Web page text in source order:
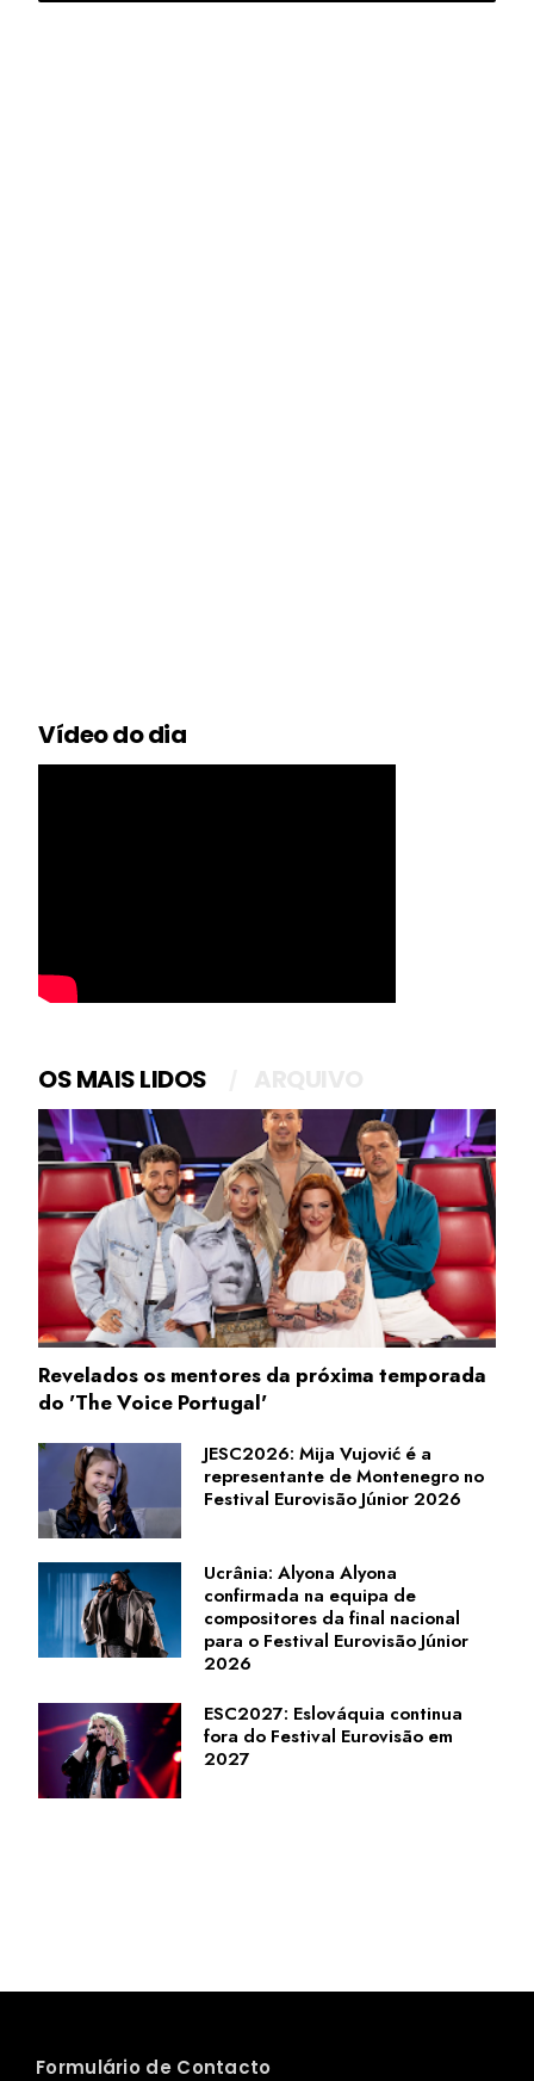
Vídeo do dia
OS MAIS LIDOS
Revelados os mentores da próxima temporada
do 'The Voice Portugal'
JESC2026: Mija Vujović é a
representante de Montenegro no
Festival Eurovisão Júnior 2026
Ucrânia: Alyona Alyona
confirmada na equipa de
compositores da final nacional
para o Festival Eurovisão Júnior
2026
ESC2027: Eslováquia continua
fora do Festival Eurovisão em
2027
Formulário de Contacto